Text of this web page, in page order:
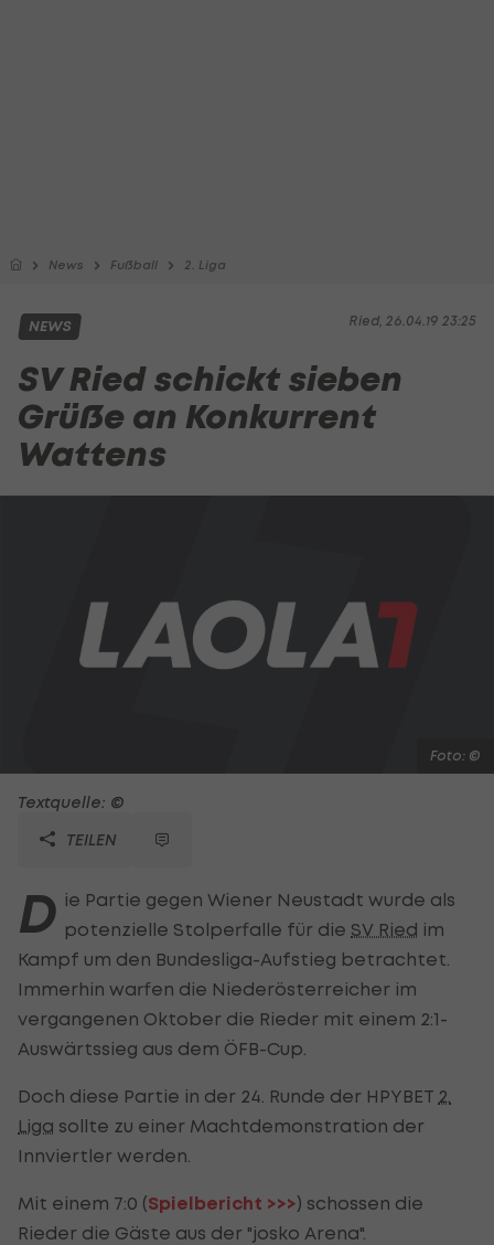
News Fußball 2. Liga
Ried, 26.04.19 23:25
NEWS
SV Ried schickt sieben
Grüße an Konkurrent
Wattens
Foto: ©
Textquelle: ©
TEILEN
D ie Partie gegen Wiener Neustadt wurde als
potenzielle Stolperfalle für die SV Ried im
Kampf um den Bundesliga-Aufstieg betrachtet.
Immerhin warfen die Niederösterreicher im
vergangenen Oktober die Rieder mit einem 2:1-
Auswärtssieg aus dem ÖFB-Cup.
Doch diese Partie in der 24. Runde der HPYBET 2.
Liga sollte zu einer Machtdemonstration der
Innviertler werden.
Mit einem 7:0 (Spielbericht >>>) schossen die
Rieder die Gäste aus der "josko Arena".